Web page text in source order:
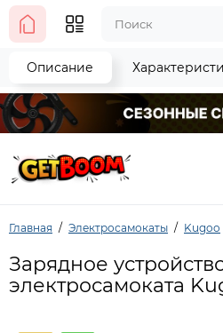
Главная Электросамокаты Kugoo
Зарядное
электросамоката
Описание